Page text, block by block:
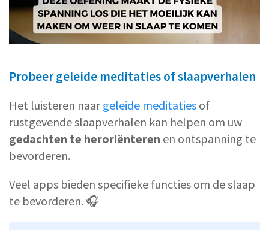
Probeer geleide meditaties of slaapverhalen
Het luisteren naargeleide meditaties of
rustgevende slaapverhalen kan helpen om uw
gedachten te heroriënteren en ontspanning te
bevorderen.
Veel apps bieden specifieke functies om de slaap
te bevorderen. 🎧